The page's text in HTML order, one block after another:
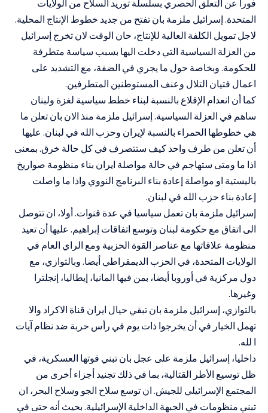
فورا عن التعلق الحصري بسلسلة توريد السلاح من الولايات
المتحدة. إسرائيل ملزمة بان تفتح من جديد خطوط الإنتاج المحلية.
لاجل تمويل الكلفة العالية للإنتاج، حان الوقت لان تخرج إسرائيل
من العزلة السياسية التي دخلت اليها بسبب سياسة متطرفة
للحكومة. وبخاصة حول ما يجري في الضفة، مع التشديد على
اعمال فتيان التلال وعنف المستوطنين المتطرفين.
كما أن انعدام الإقلاع بالنسبة لبناء خطط سياسية لغزة ولبنان
ساهم في العزلة السياسية. إسرائيل ملزمة منذ الان بان تعلن ما
هي خطوطها الحمراء بالنسبة لإيران وحزب الله في لبنان. عليها
أن تعلن من طرف واحد كيف ستتصرف في كل حالة خرق. بمعنى
اذا ما ومتى ستهاجم في حالة مواصلة ايران بناء منظومة صواريخ
باليستية او مواصلة إعادة بناء البرنامج النووي واذا ما واصلت
إعادة بناء حزب الله في لبنان.
إسرائيل ملزمة بان تعمل سياسيا في عدة قنوات. أولا، ان تتوصل
الى اتفاق مع حكومة لبنان وتوسع اتفاقات إبراهيم. عليها أن تعيد
منظومة علاقاتها مع عناصر القوة الحزبية ومع الراي العام في
الولايات المتحدة، في الحزب الديمقراطي أيضا. وبالتوازي، مع
دول مركزية في أوروبا أيضا، بمن فيها المانيا، إيطاليا، إنجلترا
وغيرها.
بالتوازي، إسرائيل ملزمة بان تبقي حيال ايران قناة الاكراد والا
تهمل الخيار في أن يخرجوا ذات يوم في رأس حربة ضد نظام آيات
ا لله.
داخليا، إسرائيل ملزمة على عجل بان تبني قوتها العسكرية، في
ظل توسيع الأطر القتالية، بما في ذلك تجنيد أجزاء أخرى من
المجتمع الإسرائيلي للجيش. ان توسع سلاح الجو وسلاح البحر، ان
تبني منظومات في الجبهة الداخلية الإسرائيلية. بحيث أنه حتى في